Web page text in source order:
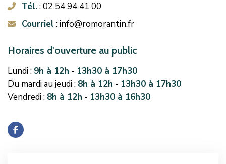
icon
Tél.: 02 54 94 41 00
icon
Courriel : info@romorantin.fr
Horaires d'ouverture au public
Lundi : 9h à 12h - 13h30 à 17h30
Du mardi au jeudi : 8h à 12h - 13h30 à 17h30
Vendredi : 8h à 12h - 13h30 à 16h30